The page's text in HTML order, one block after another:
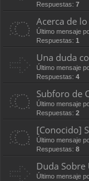
Respuestas: 7
Acerca de
Último mensaje
Respuestas: 1
Una duda
Último mensaje
Respuestas: 4
Subforo de
Último mensaje
Respuestas: 2
[Conocido]
Último mensaje
Respuestas: 8
Duda Sobre
Último mensaje